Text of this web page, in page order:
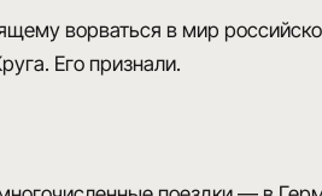
ворваться в мир
Его признали.